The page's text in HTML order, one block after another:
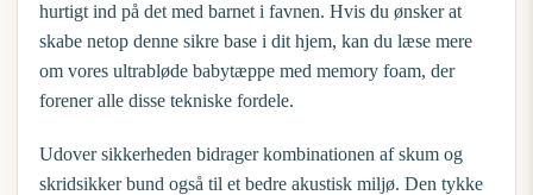
hurtigt ind på det med barnet i favnen. Hvis du ønsker at
skabe netop denne sikre base i dit hjem, kan du læse mere
om vores ultrabløde babytæppe med memory foam, der
forener alle disse tekniske fordele.
Udover sikkerheden bidrager kombinationen af skum og
skridsikker bund også til et bedre akustisk miljø. Den tykke